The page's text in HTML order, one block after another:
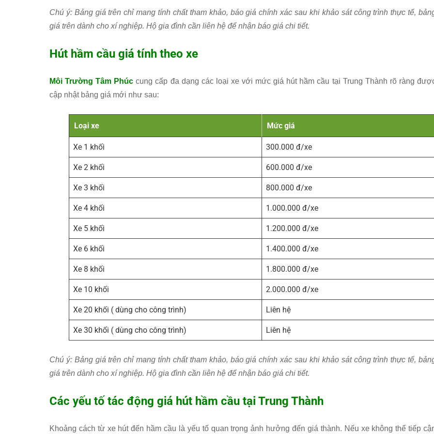
Chú ý: Bảng giá trên chỉ mang tính chất tham khảo, báo giá chính xác sau khi khảo sát công trình thực tế,
giá trên dành cho xí nghiệp. Hộ gia đình cần liên hệ để nhận báo giá chi tiết.
Hút hầm cầu giá tính theo xe
Môi Trường Tâm Phúc cung cấp đa dạng các loại xe với mức giá hút hầm cầu tại Trung Thành rõ ràng
cập nhật bảng giá mới như sau:
Loại xe Mức giá
Xe 1 khối 300.000 đ/xe
Xe 2 khối 600.000 đ/xe
Xe 3 khối 800.000 đ/xe
Xe 4 khối 1.000.000 đ/xe
Xe 5 khối 1.200.000 đ/xe
Xe 6 khối 1.400.000 đ/xe
Xe 8 khối 1.800.000 đ/xe
Xe 10 khối 2.000.000 đ/xe
Xe 20 khối ( dùng cho công trình) Liên hệ
Xe 30 khối ( dùng cho công trình) Liên hệ
Chú ý: Bảng giá trên chỉ mang tính chất tham khảo, báo giá chính xác sau khi khảo sát công trình thực tế,
giá trên dành cho xí nghiệp. Hộ gia đình cần liên hệ để nhận báo giá chi tiết.
Các yếu tố tác động giá hút hầm cầu tại Trung Thành
Khoảng cách từ xe hút đến hầm cầu là yếu tố quan trọng ảnh hưởng đến giá thành. Nếu xe không thể tiếp